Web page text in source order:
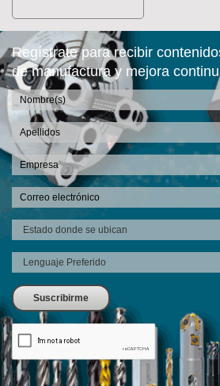
Regístrate para recibir
de manufactura y mejora